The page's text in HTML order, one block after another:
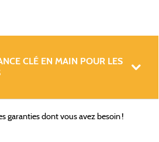
CLÉ EN MAIN POUR LES
garanties dont vous avez besoin !